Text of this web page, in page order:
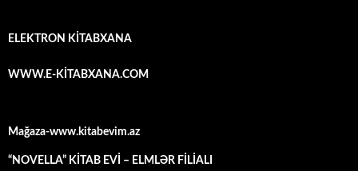
ELEKTRON KİTABXANA
WWW.E-KİTABXANA.COM
Mağaza-www.kitabevim.az
“NOVELLA” KİTAB EVİ – ELMLƏR FİLİALI